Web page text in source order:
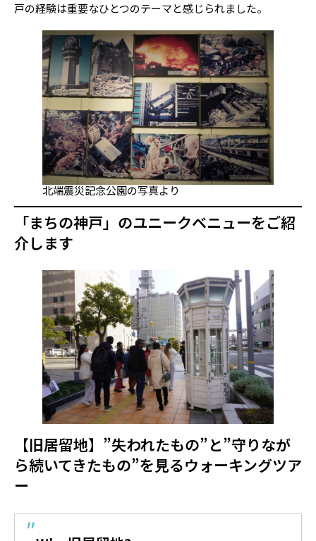
戸の経験は重要なひとつのテーマと感じられました。
北端震災記念公園の写真より
「まちの神戸」のユニークベニューをご紹
介します
【旧居留地】”失われたもの”と”守りなが
ら続いてきたもの”を見るウォーキングツア
ー